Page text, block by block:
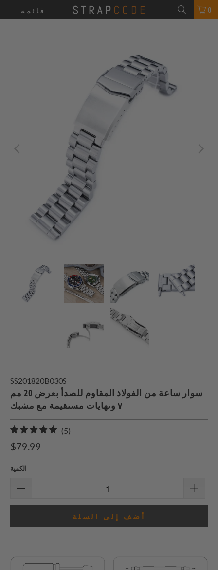
قائمة 0
SS201820B030S
سوار ساعة من الفولاذ المقاوم للصدأ بعرض 20 مم
ونهايات مستقيمة مع مشبك V
(5)
$79.99
الكمية
أضف إلى السلة